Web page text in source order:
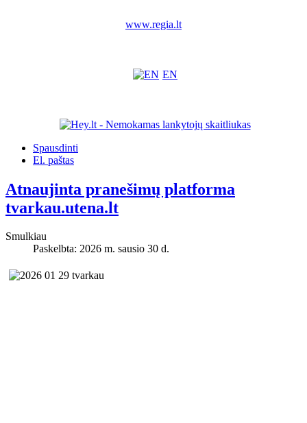
www.regia.lt
EN
Spausdinti
El. paštas
Atnaujinta pranešimų platforma
tvarkau.utena.lt
Smulkiau
Paskelbta: 2026 m. sausio 30 d.